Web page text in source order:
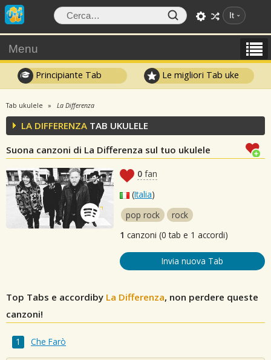
It
Menu
Principiante Tab Le migliori Tab uke
Tab ukulele La Differenza
LA DIFFERENZA TAB UKULELE
Suona canzoni di La Differenza sul tuo ukulele
0 fan
(Italia)
pop rock
rock
1 canzoni (0 tab e 1 accordi)
Invia nuova Tab
Top Tabs e accordiby La Differenza, non perdere queste
canzoni!
Che Farò